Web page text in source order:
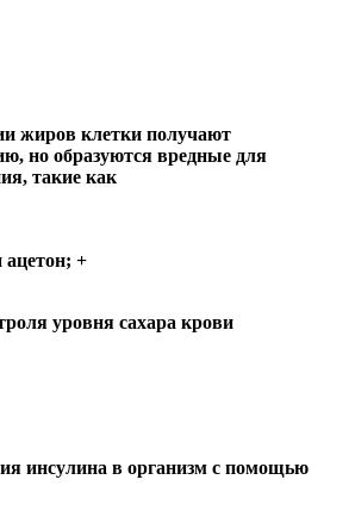
жиров клетки получают
но образуются вредные для
такие как
ацетон; +
уровня сахара крови
инсулина в организм с помощью